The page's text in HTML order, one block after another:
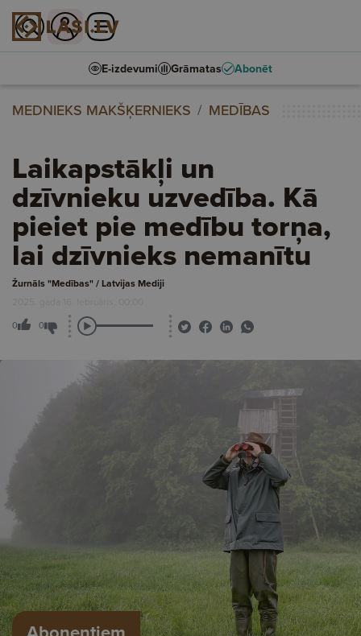
E-izdevumi Grāmatas Abonēt
MEDNIEKS MAKŠĶERNIEKS MEDĪBAS
Laikapstākļi un
dzīvnieku uzvedība. Kā
pieiet pie medību torņa,
lai dzīvnieks nemanītu
Žurnāls "Medības" / Latvijas Mediji
2025. gada 16. februāris, 00:00
0 0